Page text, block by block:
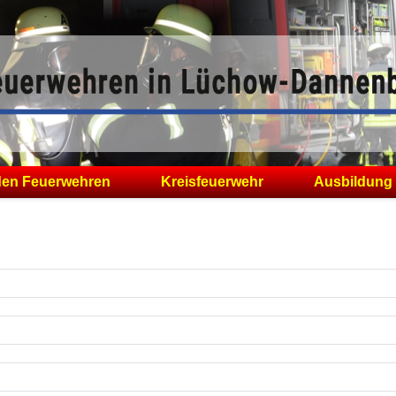
Feuerwehren Kreisfeuerwehr Ausbildung